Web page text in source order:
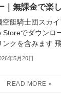
｜無課金で楽
空艇騎士団スカ
Storeでダウンロ
ンクを含みます
年5月20日